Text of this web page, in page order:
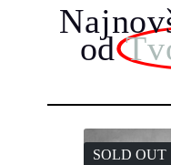
od
SOLD OUT